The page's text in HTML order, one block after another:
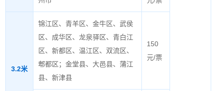
3.2米
锦江区、青羊区、金牛区、武侯
区、成华区、龙泉驿区、青白江
区、新都区、温江区、双流区、
郫都区；金堂县、大邑县、蒲江
县、新津县
150
元/票